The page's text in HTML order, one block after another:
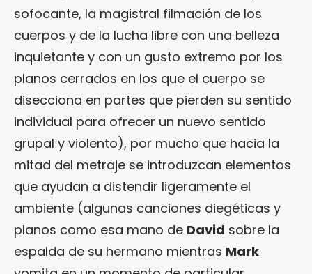
sofocante, la magistral filmación de los
cuerpos y de la lucha libre con una belleza
inquietante y con un gusto extremo por los
planos cerrados en los que el cuerpo se
disecciona en partes que pierden su sentido
individual para ofrecer un nuevo sentido
grupal y violento), por mucho que hacia la
mitad del metraje se introduzcan elementos
que ayudan a distendir ligeramente el
ambiente (algunas canciones diegéticas y
planos como esa mano de David sobre la
espalda de su hermano mientras Mark